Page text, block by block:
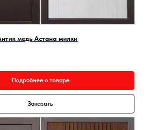
медь Астана милки
Подробнее о товаре
Заказать